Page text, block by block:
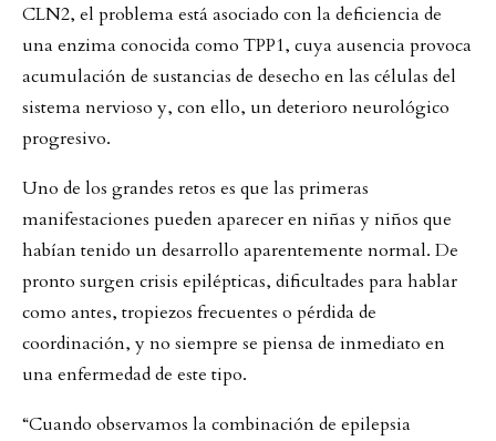
CLN2, el problema está asociado con la deficiencia de
una enzima conocida como TPP1, cuya ausencia provoca
acumulación de sustancias de desecho en las células del
sistema nervioso y, con ello, un deterioro neurológico
progresivo.
Uno de los grandes retos es que las primeras
manifestaciones pueden aparecer en niñas y niños que
habían tenido un desarrollo aparentemente normal. De
pronto surgen crisis epilépticas, dificultades para hablar
como antes, tropiezos frecuentes o pérdida de
coordinación, y no siempre se piensa de inmediato en
una enfermedad de este tipo.
“Cuando observamos la combinación de epilepsia